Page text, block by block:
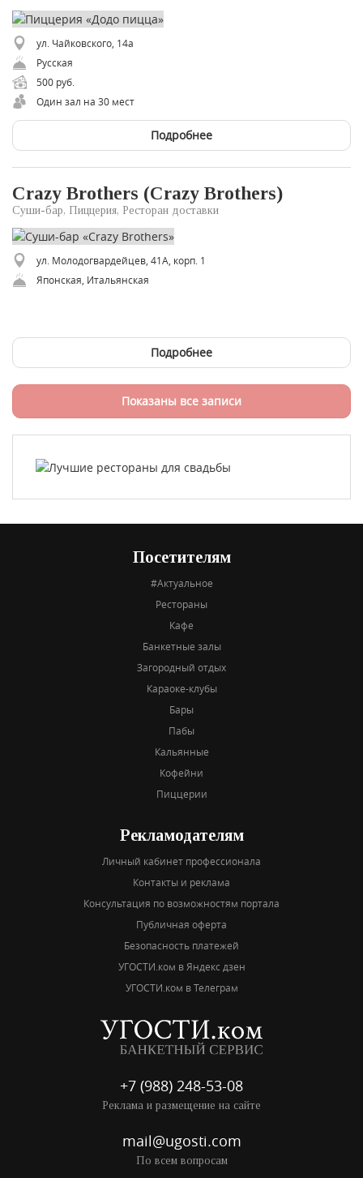
ул. Чайковского, 14а
Русская
500 руб.
Один зал на 30 мест
Подробнее
Crazy Brothers (Crazy Brothers)
Суши-бар, Пиццерия, Ресторан доставки
ул. Молодогвардейцев, 41А, корп. 1
Японская, Итальянская
Подробнее
Показаны все записи
Посетителям
#Актуальное
Рестораны
Кафе
Банкетные залы
Загородный отдых
Караоке-клубы
Бары
Пабы
Кальянные
Кофейни
Пиццерии
Рекламодателям
Личный кабинет профессионала
Контакты и реклама
Консультация по возможностям портала
Публичная оферта
Безопасность платежей
УГОСТИ.ком в Яндекс дзен
УГОСТИ.ком в Телеграм
+7 (988) 248-53-08
Реклама и размещение на сайте
mail@ugosti.com
По всем вопросам